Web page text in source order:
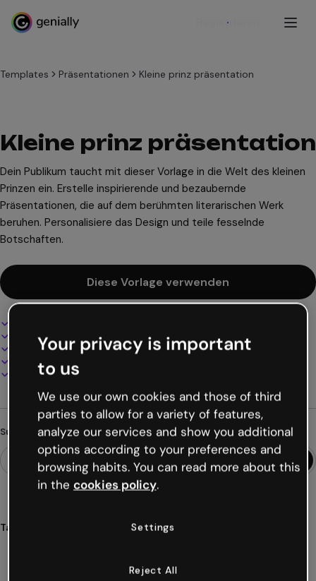
Registrieren
Templates Präsentationen Kleine prinz präsentation
Kleine prinz präsentation
Dein Publikum taucht mit dieser Vorlage in die Welt des kleinen
Prinzen ein. Erstelle inspirierende und bezaubernde
Präsentationen, die auf dem berühmten literarischen Werk
beruhen. Personalisiere das Design und teile fesselnde
Botschaften.
Diese Vorlage verwenden
100% anpassbar
Audio, Video und Multimedia hinzufügen
Online präsentieren, teilen oder veröffentlichen
Als PDF, MP4 und andere Formate herunterladen
Suchst du etwas anderes?
Tags
Your privacy is important
to us
We use our own cookies and those of third
parties to allow for a variety of features,
analyze our services and show you additional
options according to your preferences and
browsing habits. You can read more about this
in the cookies policy.
Settings
Reject All